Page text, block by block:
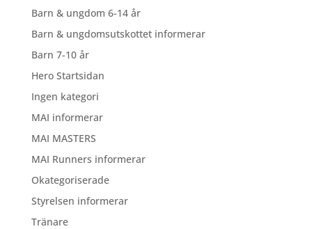
Barn & ungdom 6-14 år
Barn & ungdomsutskottet informerar
Barn 7-10 år
Hero Startsidan
Ingen kategori
MAI informerar
MAI MASTERS
MAI Runners informerar
Okategoriserade
Styrelsen informerar
Tränare